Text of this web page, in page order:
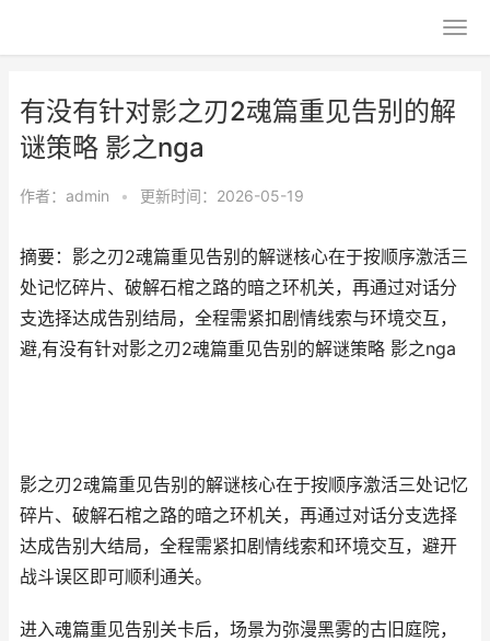
有没有针对影之刃2魂篇重见告别的解
谜策略 影之nga
作者： admin • 更新时间：2026-05-19
摘要：影之刃2魂篇重见告别的解谜核心在于按顺序激活三
处记忆碎片、破解石棺之路的暗之环机关，再通过对话分
支选择达成告别结局，全程需紧扣剧情线索与环境交互，
避,有没有针对影之刃2魂篇重见告别的解谜策略 影之nga
影之刃2魂篇重见告别的解谜核心在于按顺序激活三处记忆
碎片、破解石棺之路的暗之环机关，再通过对话分支选择
达成告别大结局，全程需紧扣剧情线索和环境交互，避开
战斗误区即可顺利通关。
进入魂篇重见告别关卡后，场景为弥漫黑雾的古旧庭院，